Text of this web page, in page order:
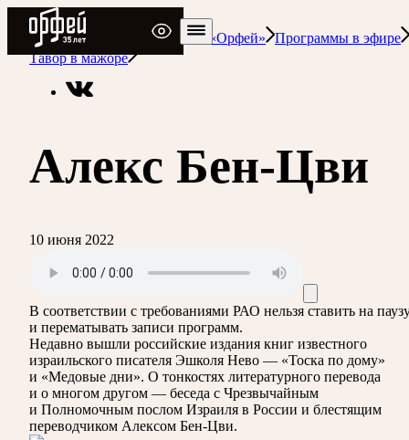
Радио Орфей
Радио классической музыки «Орфей»
Программы в эфире
Тавор в мажоре
Алекс Бен-Цви
10 июня 2022
В соответствии с требованиями РАО нельзя ставить на
и перематывать записи программ.
Недавно вышли российские издания книг известного
израильского писателя Эшколя Нево — «Тоска по дому»
и «Медовые дни». О тонкостях литературного перевода
и о многом другом — беседа с Чрезвычайным
и Полномочным послом Израиля в России и блестящим
переводчиком Алексом Бен-Цви.